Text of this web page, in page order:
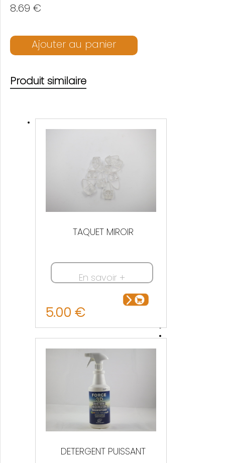
8.69 €
Ajouter au panier
Produit similaire
TAQUET MIROIR
En savoir +
5.00 €
DETERGENT PUISSANT